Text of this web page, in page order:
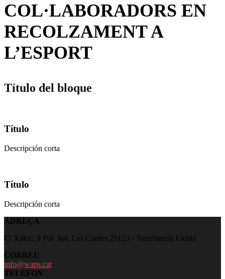
COL·LABORADORS EN
RECOLZAMENT A
L’ESPORT
Título del bloque
Título
Descripción corta
Título
Descripción corta
ADREÇA
C/ Xaloc, 9 Pol. Ind. Les Comes 25123 - Torrefarrera Lleida
CORREU
info@waps.cat
TELÈFON